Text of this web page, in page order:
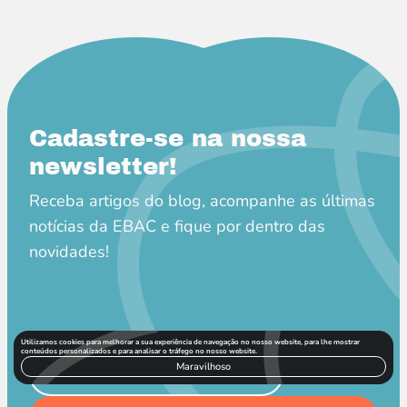
Cadastre-se na nossa
newsletter!
Receba artigos do blog, acompanhe as últimas
notícias da EBAC e fique por dentro das
novidades!
Utilizamos cookies para melhorar a sua experiência de navegação no nosso website, para lhe mostrar
conteúdos personalizados e para analisar o tráfego no nosso website.
Maravilhoso